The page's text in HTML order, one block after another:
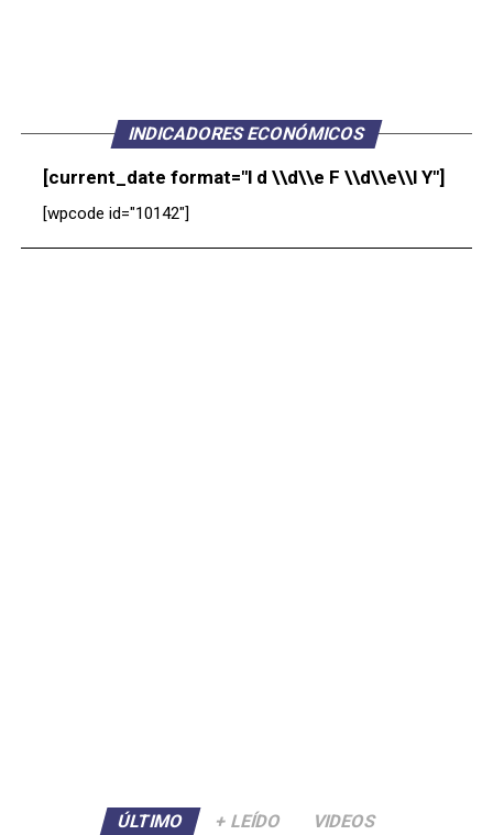
INDICADORES ECONÓMICOS
[current_date format="l d \\d\\e F \\d\\e\\l Y"]
[wpcode id="10142"]
ÚLTIMO + LEÍDO VIDEOS